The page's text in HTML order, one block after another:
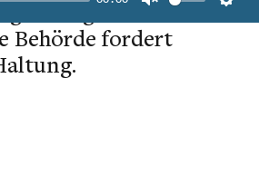
Unmute
Bürgermeister
Behörde fordert